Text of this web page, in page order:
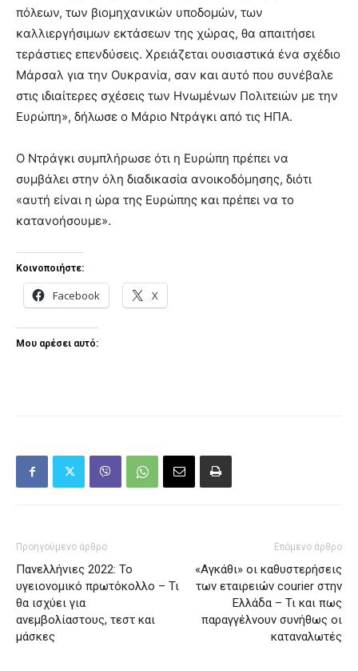
πόλεων, των βιομηχανικών υποδομών, των
καλλιεργήσιμων εκτάσεων της χώρας, θα απαιτήσει
τεράστιες επενδύσεις. Χρειάζεται ουσιαστικά ένα σχέδιο
Μάρσαλ για την Ουκρανία, σαν και αυτό που συνέβαλε
στις ιδιαίτερες σχέσεις των Ηνωμένων Πολιτειών με την
Ευρώπη», δήλωσε ο Μάριο Ντράγκι από τις ΗΠΑ.
Ο Ντράγκι συμπλήρωσε ότι η Ευρώπη πρέπει να
συμβάλει στην όλη διαδικασία ανοικοδόμησης, διότι
«αυτή είναι η ώρα της Ευρώπης και πρέπει να το
κατανοήσουμε».
Κοινοποιήστε:
Facebook X
Μου αρέσει αυτό:
Προηγούμενο άρθρο
Πανελλήνιες 2022: Το
υγειονομικό πρωτόκολλο – Τι
θα ισχύει για
ανεμβολίαστους, τεστ και
μάσκες
Επόμενο άρθρο
«Αγκάθι» οι καθυστερήσεις
των εταιρειών courier στην
Ελλάδα – Τι και πως
παραγγέλνουν συνήθως οι
καταναλωτές